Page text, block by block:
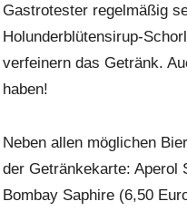
Gastrotester regelmäßig
Holunderblütensirup-
verfeinern das Getränk.
haben!
Neben allen möglichen
der Getränkekarte: Aperol
Bombay Saphire (6,50